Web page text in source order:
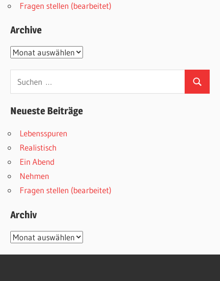
Fragen stellen (bearbeitet)
Archive
Archive
Suchen
nach:
Suchen
Neueste Beiträge
Lebensspuren
Realistisch
Ein Abend
Nehmen
Fragen stellen (bearbeitet)
Archiv
Archiv